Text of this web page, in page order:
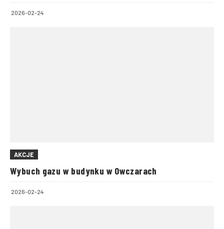
2026-02-24
AKCJE
Wybuch gazu w budynku w Owczarach
2026-02-24